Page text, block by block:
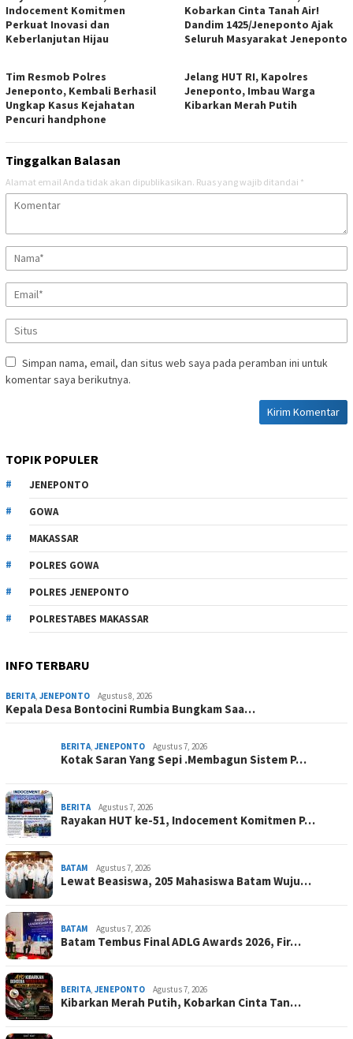
Indocement Komitmen
Perkuat Inovasi dan
Keberlanjutan Hijau
Kobarkan Cinta Tanah Air!
Dandim 1425/Jeneponto Ajak
Seluruh Masyarakat Jeneponto
Tim Resmob Polres
Jeneponto, Kembali Berhasil
Ungkap Kasus Kejahatan
Pencuri handphone
Jelang HUT RI, Kapolres
Jeneponto, Imbau Warga
Kibarkan Merah Putih
Tinggalkan Balasan
Alamat email Anda tidak akan dipublikasikan. Ruas yang wajib ditandai *
Simpan nama, email, dan situs web saya pada peramban ini untuk
komentar saya berikutnya.
TOPIK POPULER
JENEPONTO
GOWA
MAKASSAR
POLRES GOWA
POLRES JENEPONTO
POLRESTABES MAKASSAR
INFO TERBARU
BERITA, JENEPONTO Agustus 8, 2026
Kepala Desa Bontocini Rumbia Bungkam Saa…
BERITA, JENEPONTO Agustus 7, 2026
Kotak Saran Yang Sepi .Membagun Sistem P…
BERITA Agustus 7, 2026
Rayakan HUT ke-51, Indocement Komitmen P…
BATAM Agustus 7, 2026
Lewat Beasiswa, 205 Mahasiswa Batam Wuju…
BATAM Agustus 7, 2026
Batam Tembus Final ADLG Awards 2026, Fir…
BERITA, JENEPONTO Agustus 7, 2026
Kibarkan Merah Putih, Kobarkan Cinta Tan…